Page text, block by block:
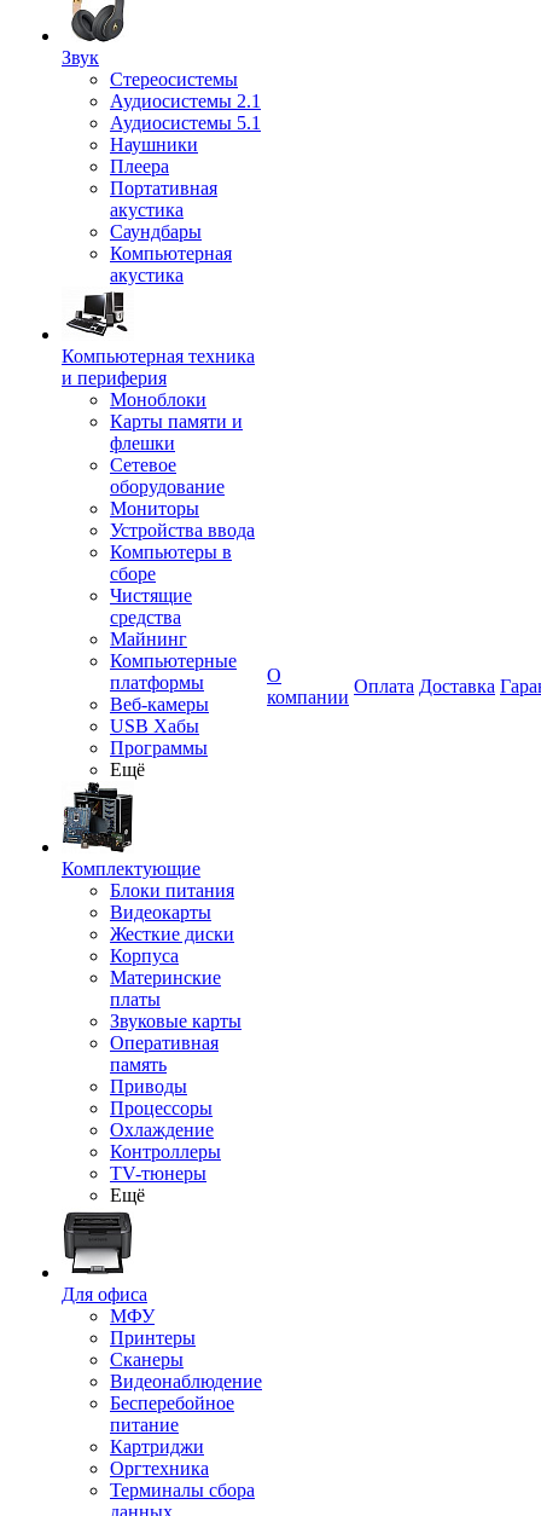
Звук
Стереосистемы
Аудиосистемы 2.1
Аудиосистемы 5.1
Наушники
Плеера
Портативная
акустика
Саундбары
Компьютерная
акустика
Компьютерная техника
и периферия
Моноблоки
Карты памяти и
флешки
Сетевое
оборудование
Мониторы
Устройства ввода
Компьютеры в
сборе
Чистящие
средства
Майнинг
Компьютерные
платформы
Веб-камеры
USB Хабы
Программы
Ещё
Комплектующие
Блоки питания
Видеокарты
Жесткие диски
Корпуса
Материнские
платы
Звуковые карты
Оперативная
память
Приводы
Процессоры
Охлаждение
Контроллеры
TV-тюнеры
Ещё
Для офиса
МФУ
Принтеры
Сканеры
Видеонаблюдение
Бесперебойное
питание
Картриджи
Оргтехника
Терминалы сбора
данных
О
компании
Оплата Доставка